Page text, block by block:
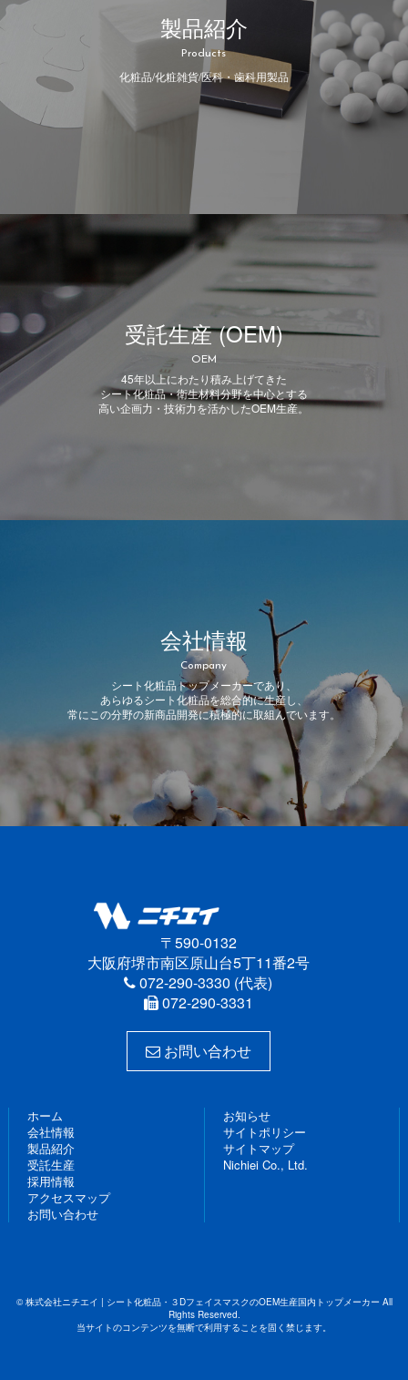
製品紹介
Products
化粧品/化粧雑貨/医科・歯科用製品
受託生産 (OEM)
OEM
45年以上にわたり積み上げてきた
シート化粧品・衛生材料分野を中心とする
高い企画力・技術力を活かしたOEM生産。
会社情報
Company
シート化粧品トップメーカーであり、
あらゆるシート化粧品を総合的に生産し、
常にこの分野の新商品開発に積極的に取組んでいます。
〒590-0132
大阪府堺市南区原山台5丁11番2号
072-290-3330 (代表)
072-290-3331
お問い合わせ
ホーム
会社情報
製品紹介
受託生産
採用情報
アクセスマップ
お問い合わせ
お知らせ
サイトポリシー
サイトマップ
Nichiei Co., Ltd.
© 株式会社ニチエイ | シート化粧品・３DフェイスマスクのOEM生産国内トップメーカー All
Rights Reserved.
当サイトのコンテンツを無断で利用することを固く禁じます。